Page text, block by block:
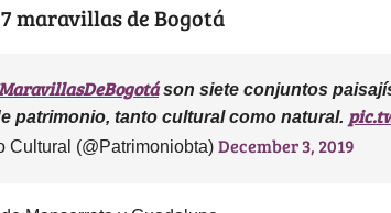
maravillas de Bogotá
son siete conjuntos
patrimonio, tanto cultural como natural.
(@Patrimoniobta) December 3, 2019